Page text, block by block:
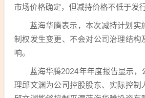
市场价格确定，但减持价格不低于发行
蓝海华腾表示，本次减持计划实
制权发生变更、不会对公司治理结构
响。
蓝海华腾2024年年度报告显示，
理邱文渊为公司控股股东、实际控制